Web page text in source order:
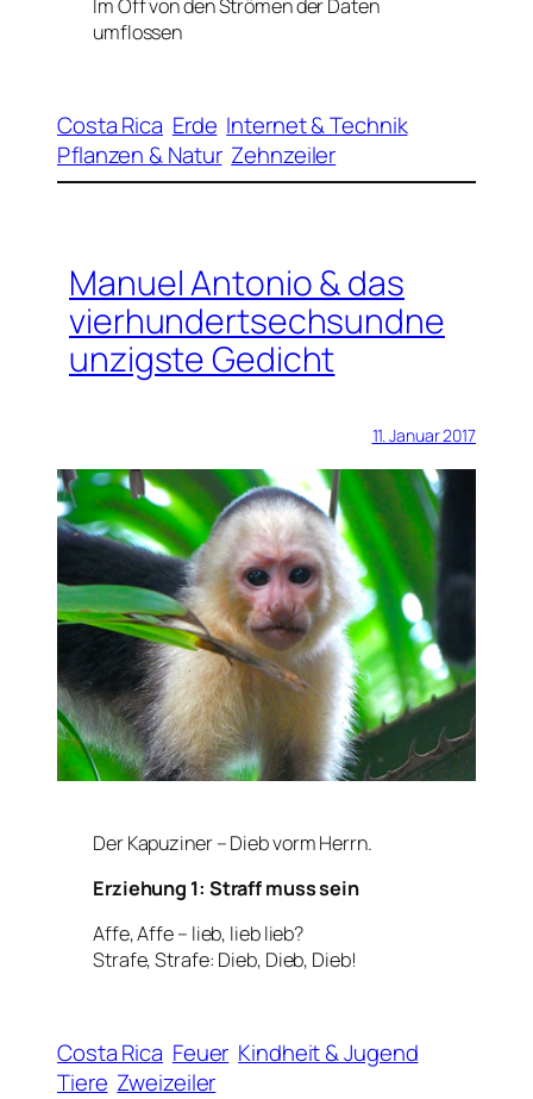
Im Off von den Strömen der Daten
umflossen
Costa Rica Erde Internet & Technik
Pflanzen & Natur Zehnzeiler
Manuel Antonio & das
vierhundertsechsundne
unzigste Gedicht
11. Januar 2017
Der Kapuziner – Dieb vorm Herrn.
Erziehung 1: Straff muss sein
Affe, Affe – lieb, lieb lieb?
Strafe, Strafe: Dieb, Dieb, Dieb!
Costa Rica Feuer Kindheit & Jugend
Tiere Zweizeiler